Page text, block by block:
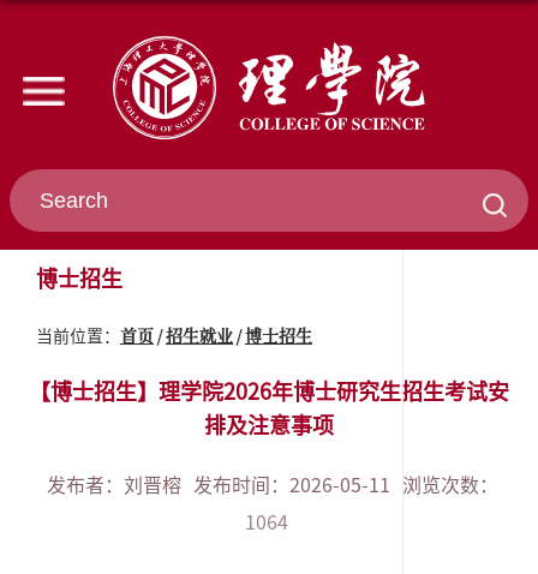
博士招生
当前位置： 首页 招生就业 博士招生
【博士招生】理学院2026年博士研究生招生考试安
排及注意事项
发布者：刘晋榕 发布时间：2026-05-11
浏览次数：
1064